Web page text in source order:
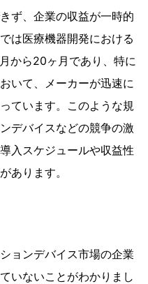
ず、企業の収益が一時的
は医療機器開発における
から20ヶ月であり、特に
いて、メーカーが迅速に
ています。このような規
デバイスなどの競争の激
入スケジュールや収益性
あります。
ョンデバイス市場の企業
いないことがわかりまし